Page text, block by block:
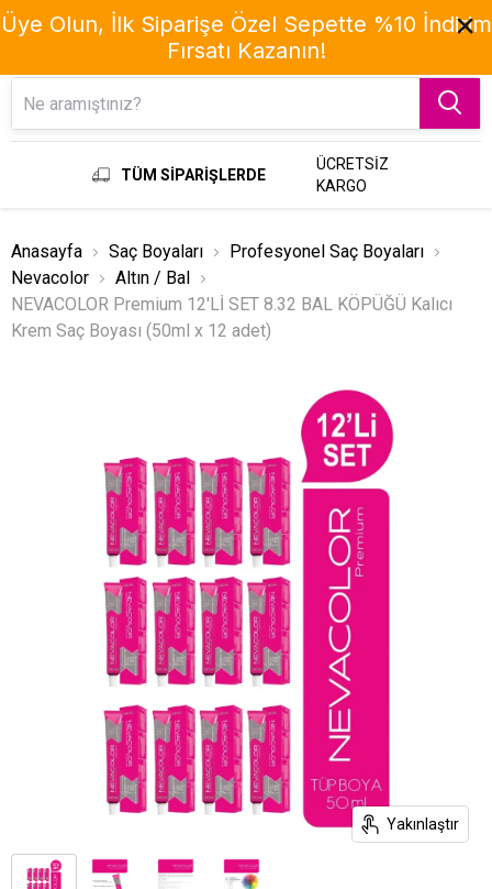
TÜM SİPARİŞLERDE
ÜCRETSİZ
KARGO
Anasayfa Saç Boyaları
Profesyonel Saç Boyaları
Nevacolor
Altın / Bal
NEVACOLOR Premium 12'Lİ SET 8.32 BAL KÖPÜĞÜ Kalıcı
Krem Saç Boyası (50ml x 12 adet)
Yakınlaştır
Üye Olun, İlk Siparişe Özel Sepette %10 İndirim
Fırsatı Kazanın!